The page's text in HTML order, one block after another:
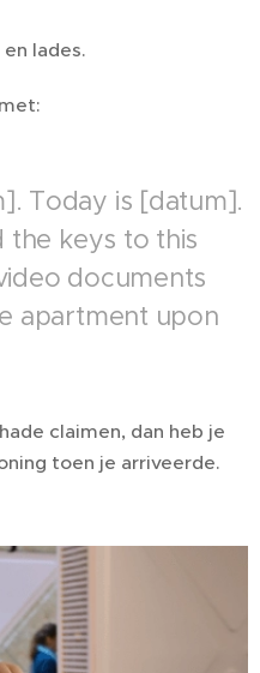
lades.
Today is [datum].
the keys to this
documents
apartment upon
claimen, dan heb je
toen je arriveerde.